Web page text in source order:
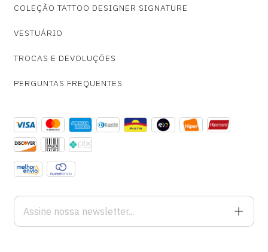
COLEÇÃO TATTOO DESIGNER SIGNATURE
VESTUÁRIO
TROCAS E DEVOLUÇÕES
PERGUNTAS FREQUENTES